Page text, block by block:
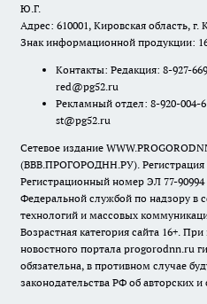
Ю.Г.
Адрес: 610001, Кировская область,
Знак информационной продукции:
Контакты: Редакция: 8-927-
red@pg52.ru
Рекламный отдел: 8-920-004-
st@pg52.ru
Сетевое издание
(ВВВ.ПРОГОРОДНН.РУ). Регистрация
Регистрационный номер ЭЛ 77-90994
Федеральной службой по надзору в
технологий и массовых
Возрастная категория сайта 16+.
новостного портала progorodnn.ru
обязательна, в противном случае
законодательства РФ об авторских